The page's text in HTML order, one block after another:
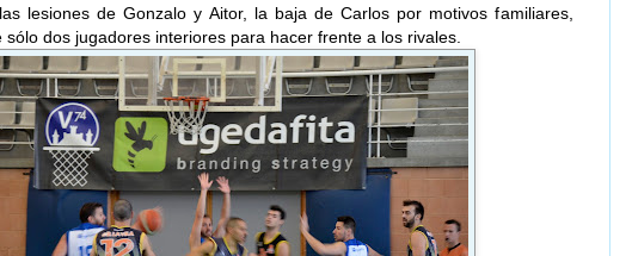
lesiones de Gonzalo y Aitor, la baja de Carlos por motivos familiares,
sólo dos jugadores interiores para hacer frente a los rivales.